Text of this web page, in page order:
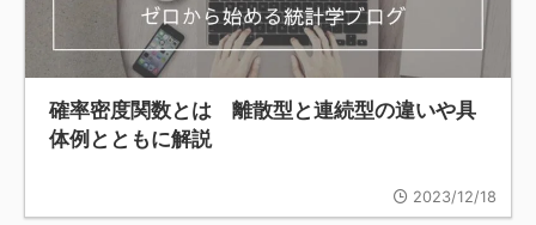
確率密度関数とは 離散型と連続型の違いや具
体例とともに解説
2023/12/18